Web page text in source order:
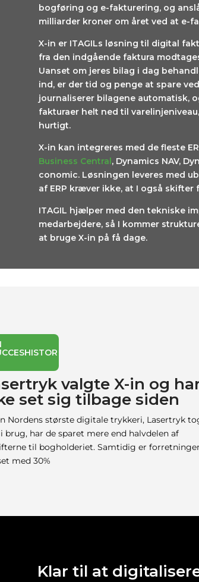
bogføring og e-fakturering, og
milliarder kroner om året ved at e-
X-in er ITAGILs løsning til digital
fra den indgående faktura
Uanset om jeres bilag i dag
ind, er der tid og penge at spare
journaliserer bilagene automatisk,
fakturaer helt ned til
hurtigt.
X-in kan integreres med de fleste
Business Central, Dynamics NAV,
conomic. Løsningen leveres med
af ERP kræver ikke, at I også
ITAGIL hjælper med den tekniske
medarbejdere, så I kommer
at bruge X-in på få dage.
valgte X-in og
set sig tilbage siden
Nordens største digitale trykkeri, Lasertryk
brug, har de sparet mere end halvdelen af
til bogholderiet. Samtidig er
med 30%
Klar til at